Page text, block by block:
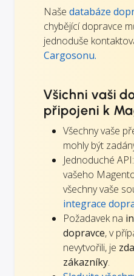
Naše databáze
chybějící dopravce
jednoduše
Cargosonu.
Všichni vaši
připojeni k
Všechny vaše
mohly být
Jednoduché
vašeho
všechny vaše
integrace
Požadavek na
dopravce, v
nevytvořili, je
zákazníky.